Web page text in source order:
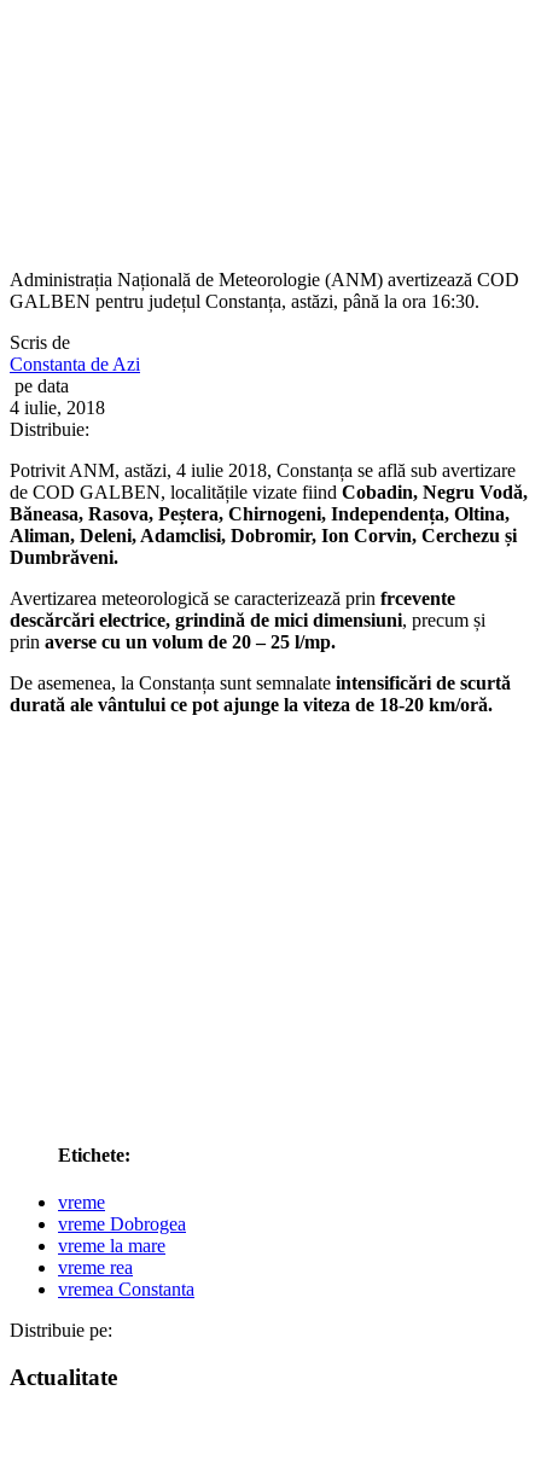
Administrația Națională de Meteorologie (ANM) avertizează COD
GALBEN pentru județul Constanța, astăzi, până la ora 16:30.
Scris de
Constanta de Azi
pe data
4 iulie, 2018
Distribuie:
Potrivit ANM, astăzi, 4 iulie 2018, Constanța se află sub avertizare
de COD GALBEN, localitățile vizate fiind Cobadin, Negru Vodă,
Băneasa, Rasova, Peștera, Chirnogeni, Independența, Oltina,
Aliman, Deleni, Adamclisi, Dobromir, Ion Corvin, Cerchezu și
Dumbrăveni.
Avertizarea meteorologică se caracterizează prin frcevente
descărcări electrice, grindină de mici dimensiuni, precum și
prin averse cu un volum de 20 – 25 l/mp.
De asemenea, la Constanța sunt semnalate intensificări de scurtă
durată ale vântului ce pot ajunge la viteza de 18-20 km/oră.
Etichete:
vreme
vreme Dobrogea
vreme la mare
vreme rea
vremea Constanta
Distribuie pe:
Actualitate